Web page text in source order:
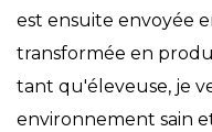
est ensuite envoyée
transformée en
tant qu'éleveuse, je
environnement sain